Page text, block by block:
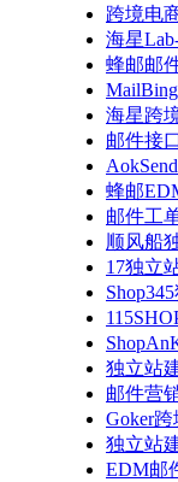
跨境电
海星
蜂邮邮
海星跨
邮件接
蜂邮
邮件工
顺风船
17独立
独立站
邮件营
Goker
独立站
EDM邮